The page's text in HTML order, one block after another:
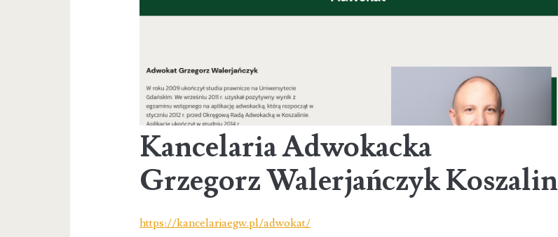
Kancelaria Adwokacka
Grzegorz Walerjańczyk Koszalin
https://kancelariaegw.pl/adwokat/